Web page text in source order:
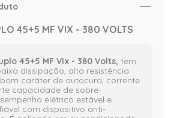
45+5 MF VIX - 380 VOLTS
45+5 MF Vix - 380 Volts, tem
dissipação, alta resistência
caráter de autocura, corrente
capacidade de sobre-
elétrico estável e
com dispositivo anti-